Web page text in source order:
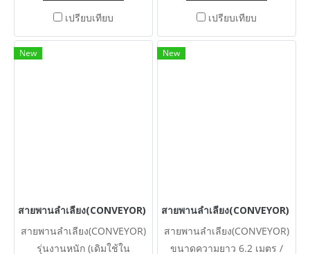
เปรียบเทียบ
ได้ทุกตัว (รหัสสินค้า
เปรียบเทียบ
New
สายพานลำเลียง(CONVEYOR) รุ่นงานหนัก (เดิมใช้ในอุตสาหกรรม
สายพานลำเลียง(CONVEYOR)
รุ่นงานหนัก (เดิมใช้ใน
New
สายพานลำเลียง(CONVEYOR)
สายพานลำเลียง(CONVEYOR)
ขนาดความยาว 6.2 เมตร /